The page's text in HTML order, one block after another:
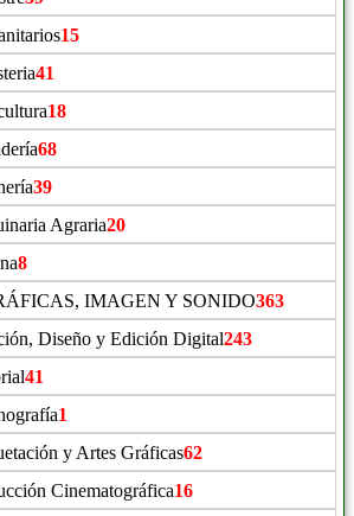
15
41
18
68
39
Agraria20
8
IMAGEN Y SONIDO363
Diseño y Edición Digital243
41
1
y Artes Gráficas62
Cinematográfica16